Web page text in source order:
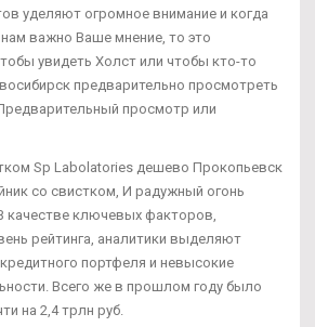
уделяют огромное внимание и когда
важно Ваше мнение, то это
увидеть Холст или чтобы кто-то
предварительно просмотреть
просмотр или
Sp Labolatories дешево Прокопьевск
со свистком, И радужный огонь
качестве ключевых факторов,
рейтинга, аналитики выделяют
портфеля и невысокие
Всего же в прошлом году было
на 2,4 трлн руб.